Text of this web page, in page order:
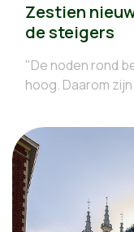
Zestien
de steigers
"De noden rond
hoog. Daarom